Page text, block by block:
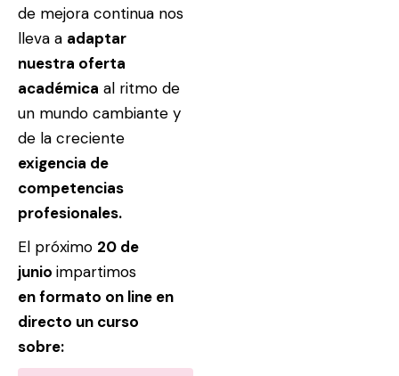
de mejora continua nos
lleva a adaptar
nuestra oferta
académica al ritmo de
un mundo cambiante y
de la creciente
exigencia de
competencias
profesionales.
El próximo 20 de
junio impartimos
enformato on line en
directo un curso
sobre: